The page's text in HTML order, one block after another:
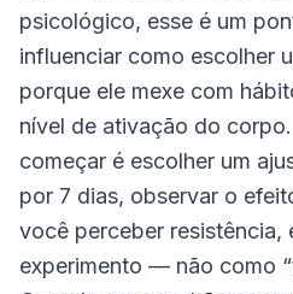
psicológico, esse é um
influenciar como escolher
porque ele mexe com
nível de ativação do
começar é escolher um
por 7 dias, observar o
você perceber resistência,
experimento — não como